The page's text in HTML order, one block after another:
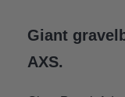
Giant
AXS.